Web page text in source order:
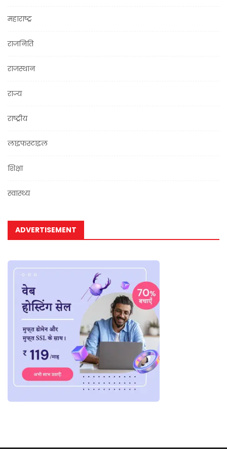
महाराष्ट्र
राजनिति
राजस्थान
राज्य
राष्ट्रीय
लाइफस्टाइल
शिक्षा
स्वास्थ्य
ADVERTISEMENT